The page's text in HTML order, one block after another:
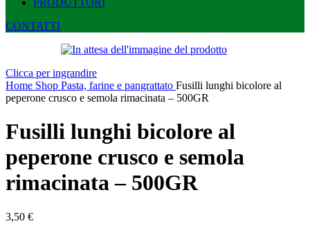
PRODUTTORI
CONTATTI
Clicca per ingrandire
Home Shop Pasta, farine e pangrattato Fusilli lunghi bicolore al
peperone crusco e semola rimacinata – 500GR
Fusilli lunghi bicolore al
peperone crusco e semola
rimacinata – 500GR
3,50 €